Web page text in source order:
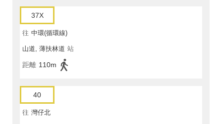
37X
往 中環(循環線)
山道, 薄扶林道 站
距離 110m
40
往 灣仔北